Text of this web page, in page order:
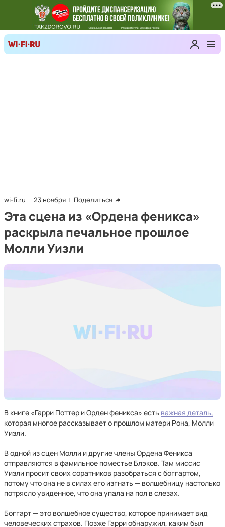
wi-fi.ru 23 ноября Поделиться
Эта сцена из «Ордена феникса»
раскрыла печальное прошлое
Молли Уизли
В книге «Гарри Поттер и Орден феникса» есть важная деталь,
которая многое рассказывает о прошлом матери Рона, Молли
Уизли.
В одной из сцен Молли и другие члены Ордена Феникса
отправляются в фамильное поместье Блэков. Там миссис
Уизли просит своих соратников разобраться с боггартом,
потому что она не в силах его изгнать — волшебницу настолько
потрясло увиденное, что она упала на пол в слезах.
Боггарт — это волшебное существо, которое принимает вид
человеческих страхов. Позже Гарри обнаружил, каким был